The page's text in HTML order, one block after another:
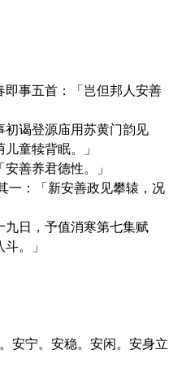
初谒登源庙用苏黄门韵见
童犊背眠。」
善养君德性。」
一：「新安善政见攀辕，况
九日，予值消寒第七集赋
。」